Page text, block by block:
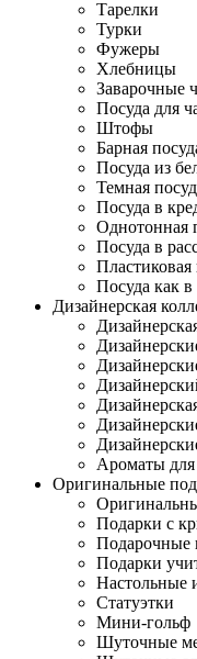
Тарелки
Турки
Фужеры
Хлебницы
Заварочные
Посуда для
Штофы
Барная
Посуда из
Темная
Посуда в
Однотонная
Посуда в
Пластиковая
Посуда как
Дизайнерская
Ароматы для
Оригинальные
Подарки с
Подарочные
Подарки
Настольные
Статуэтки
Мини-гольф
Шуточные